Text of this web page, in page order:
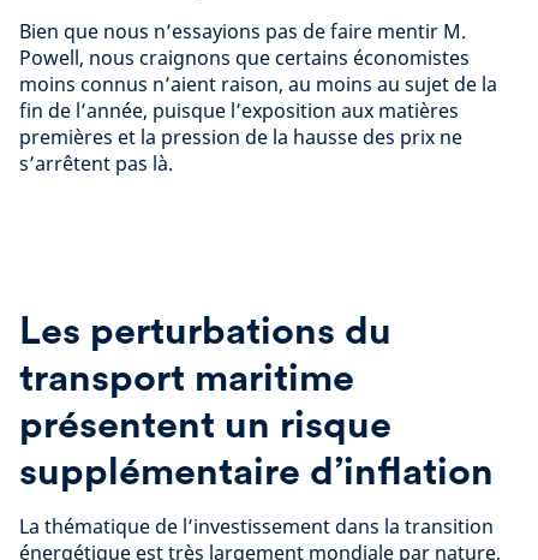
Bien que nous n’essayions pas de faire mentir M.
Powell, nous craignons que certains économistes
moins connus n’aient raison, au moins au sujet de la
fin de l’année, puisque l’exposition aux matières
premières et la pression de la hausse des prix ne
s’arrêtent pas là.
Les perturbations du
transport maritime
présentent un risque
supplémentaire d’inflation
La thématique de l’investissement dans la transition
énergétique est très largement mondiale par nature,